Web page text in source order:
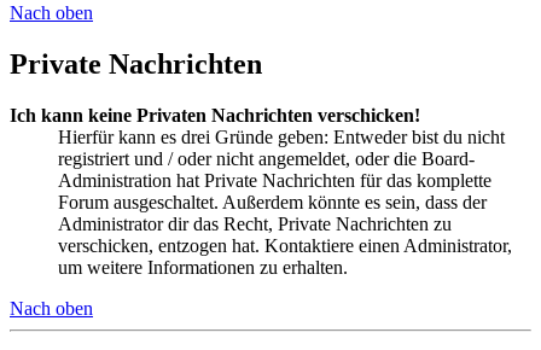
Nach oben
Private Nachrichten
Ich kann keine Privaten Nachrichten verschicken!
Hierfür kann es drei Gründe geben: Entweder bist du nicht
registriert und / oder nicht angemeldet, oder die Board-
Administration hat Private Nachrichten für das komplette
Forum ausgeschaltet. Außerdem könnte es sein, dass der
Administrator dir das Recht, Private Nachrichten zu
verschicken, entzogen hat. Kontaktiere einen Administrator,
um weitere Informationen zu erhalten.
Nach oben